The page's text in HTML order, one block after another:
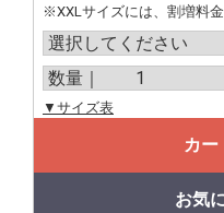
※XXLサイズには、割増料
▼サイズ表
カー
お気